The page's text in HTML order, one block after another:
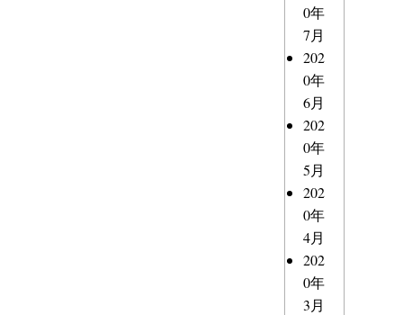
0年
7月
202
0年
6月
202
0年
5月
202
0年
4月
202
0年
3月